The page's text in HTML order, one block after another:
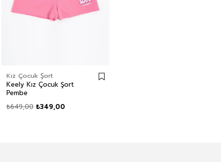
Kız Çocuk Şort
Keely Kız Çocuk Şort
Pembe
₺349,00
₺649,00